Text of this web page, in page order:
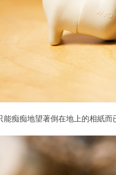
能痴痴地望著倒在地上的相紙而